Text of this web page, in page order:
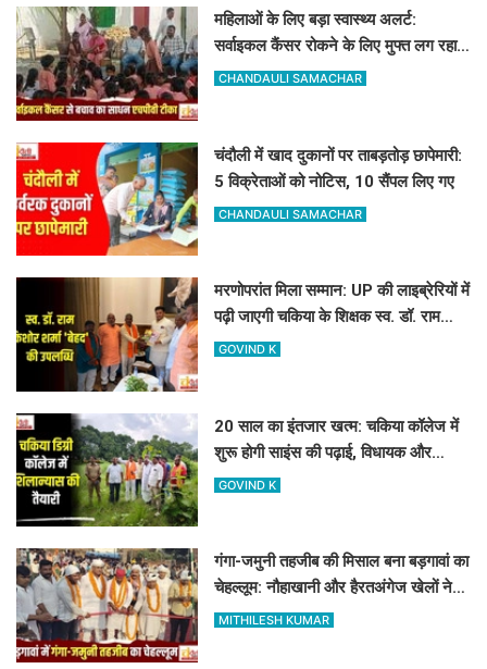
महिलाओं के लिए बड़ा स्वास्थ्य अलर्ट:
सर्वाइकल कैंसर रोकने के लिए मुफ्त लग रहा
HPV का टीका
CHANDAULI SAMACHAR
चंदौली में खाद दुकानों पर ताबड़तोड़ छापेमारी:
5 विक्रेताओं को नोटिस, 10 सैंपल लिए गए
CHANDAULI SAMACHAR
मरणोपरांत मिला सम्मान: UP की लाइब्रेरियों में
पढ़ी जाएगी चकिया के शिक्षक स्व. डॉ. राम
किशोर शर्मा 'बेहद' की पुस्तकें
GOVIND K
20 साल का इंतजार खत्म: चकिया कॉलेज में
शुरू होगी साइंस की पढ़ाई, विधायक और
जिलाध्यक्ष ने किया शिलान्यास स्थल का दौरा
GOVIND K
गंगा-जमुनी तहजीब की मिसाल बना बड़गावां का
चेहल्लूम: नौहाखानी और हैरतअंगेज खेलों ने
बांधा समां
MITHILESH KUMAR